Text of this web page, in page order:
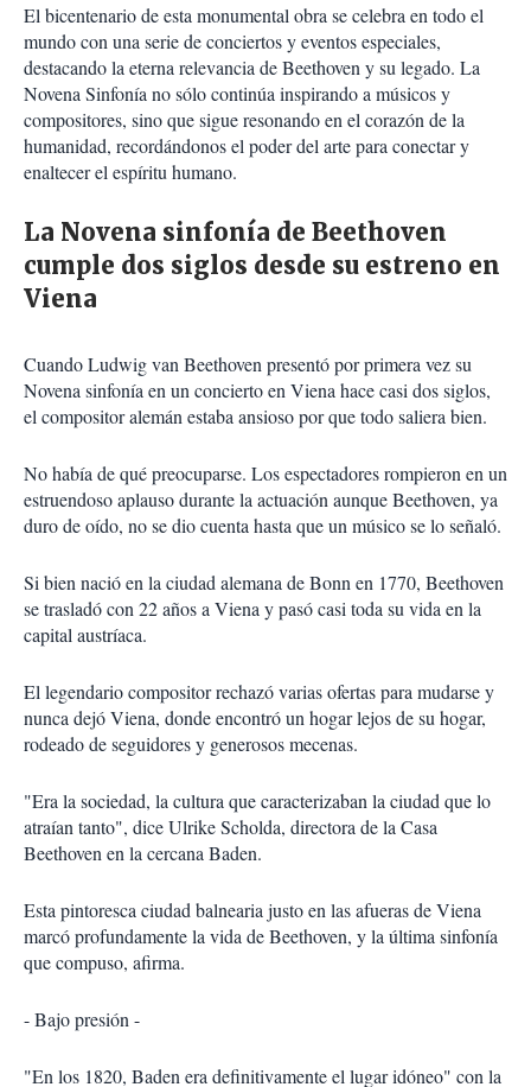
El bicentenario de esta monumental obra se celebra en todo el
mundo con una serie de conciertos y eventos especiales,
destacando la eterna relevancia de Beethoven y su legado. La
Novena Sinfonía no sólo continúa inspirando a músicos y
compositores, sino que sigue resonando en el corazón de la
humanidad, recordándonos el poder del arte para conectar y
enaltecer el espíritu humano.
La Novena sinfonía de Beethoven
cumple dos siglos desde su estreno en
Viena
Cuando Ludwig van Beethoven presentó por primera vez su
Novena sinfonía en un concierto en Viena hace casi dos siglos,
el compositor alemán estaba ansioso por que todo saliera bien.
No había de qué preocuparse. Los espectadores rompieron en un
estruendoso aplauso durante la actuación aunque Beethoven, ya
duro de oído, no se dio cuenta hasta que un músico se lo señaló.
Si bien nació en la ciudad alemana de Bonn en 1770, Beethoven
se trasladó con 22 años a Viena y pasó casi toda su vida en la
capital austríaca.
El legendario compositor rechazó varias ofertas para mudarse y
nunca dejó Viena, donde encontró un hogar lejos de su hogar,
rodeado de seguidores y generosos mecenas.
"Era la sociedad, la cultura que caracterizaban la ciudad que lo
atraían tanto", dice Ulrike Scholda, directora de la Casa
Beethoven en la cercana Baden.
Esta pintoresca ciudad balnearia justo en las afueras de Viena
marcó profundamente la vida de Beethoven, y la última sinfonía
que compuso, afirma.
- Bajo presión -
"En los 1820, Baden era definitivamente el lugar idóneo" con la